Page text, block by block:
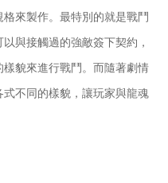
來製作。最特別的就是戰鬥
與接觸過的強敵簽下契約，
貌來進行戰鬥。而隨著劇情
不同的樣貌，讓玩家與龍魂